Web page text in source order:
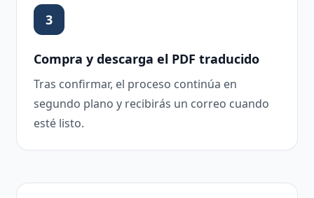
3
Compra y descarga el PDF traducido
Tras confirmar, el proceso continúa en
segundo plano y recibirás un correo cuando
esté listo.